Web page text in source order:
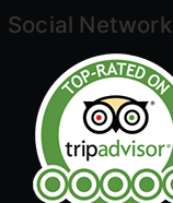
Social Network